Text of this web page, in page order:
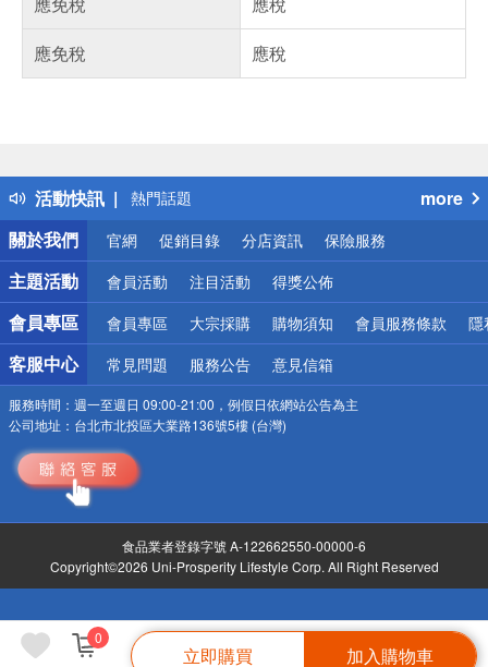
0
立即購買 加入購物車
應免稅
應稅
活動快訊
得獎公告
熱門話題
銀行優惠
偏遠地區配送
詐騙網頁！請小心！
more
關於我們
官網 促銷目錄 分店資訊 保險服務
主題活動 會員活動 注目活動 得獎公佈
會員專區 會員專區 大宗採購 購物須知 會員服務條款 隱
客服中心 常見問題 服務公告 意見信箱
服務時間： 週一至週日 09:00-21:00，例假日依網站公告為主
公司地址： 台北市北投區大業路136號5樓 (台灣)
食品業者登錄字號 A-122662550-00000-6
Copyright©2026 Uni-Prosperity Lifestyle Corp. All Right Reserved